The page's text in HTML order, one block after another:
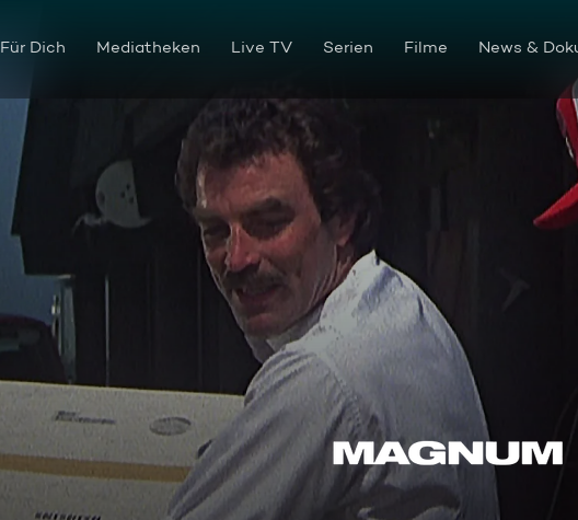
Für Dich Mediatheken Live TV Serien Filme News &
Die Wahrheit